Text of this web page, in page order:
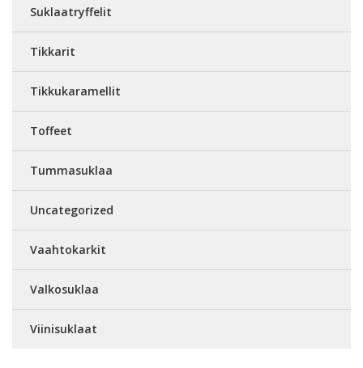
Suklaatryffelit
Tikkarit
Tikkukaramellit
Toffeet
Tummasuklaa
Uncategorized
Vaahtokarkit
Valkosuklaa
Viinisuklaat